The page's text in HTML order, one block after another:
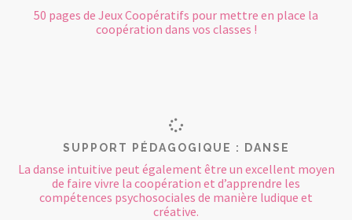
50 pages de Jeux Coopératifs pour mettre en place la
coopération dans vos classes !
SUPPORT PÉDAGOGIQUE : DANSE
La danse intuitive peut également être un excellent moyen
de faire vivre la coopération et d’apprendre les
compétences psychosociales de manière ludique et
créative.